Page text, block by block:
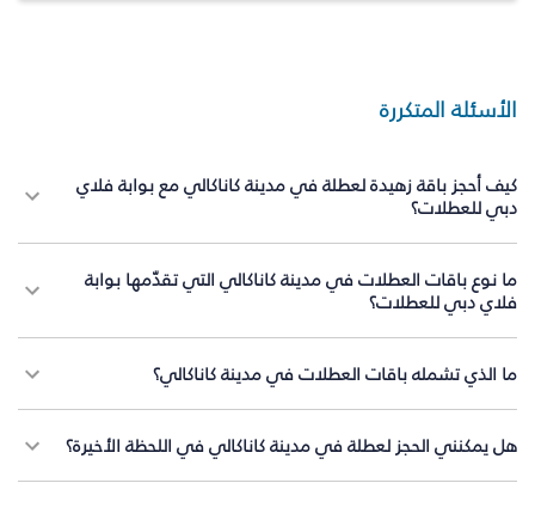
الأسئلة المتكررة
كيف أحجز باقة زهيدة لعطلة في مدينة كاناكالي مع بوابة فلاي
دبي للعطلات؟
ما نوع باقات العطلات في مدينة كاناكالي التي تقدّمها بوابة
فلاي دبي للعطلات؟
ما الذي تشمله باقات العطلات في مدينة كاناكالي؟
هل يمكنني الحجز لعطلة في مدينة كاناكالي في اللحظة الأخيرة؟